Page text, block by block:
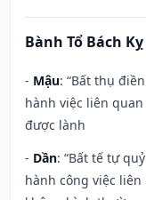
Bành Tổ Bách
- Mậu: “Bất thụ
hành việc liên
được lành
- Dần: “Bất tế tự
hành công việc